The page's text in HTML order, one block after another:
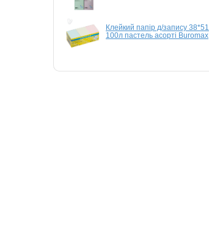
Клейкий папір д/запису 38*51
100л пастель асорті Buromax